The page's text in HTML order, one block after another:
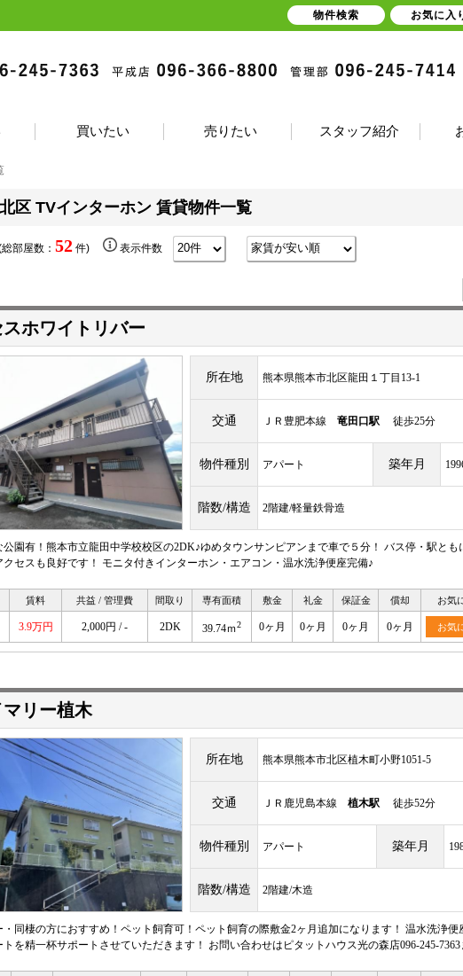
買いたい 売りたい スタッフ紹介
区 TVインターホン 賃貸物件一覧
部屋数： 52 件) 表示件数
ホワイトリバー
所在地 熊本県熊本市北区龍田１丁目13-1
交通 ＪＲ豊肥本線 竜田口駅 徒歩25分
物件種別 アパート 築年月
階数/構造 2階建/軽量鉄骨造
公園有！熊本市立龍田中学校校区の2DK♪ゆめタウンサンピアンまで車で５分！ バス停・駅とも
クセスも良好です！ モニタ付きインターホン・エアコン・温水洗浄便座完備♪
賃料 共益 / 管理費 間取り 専有面積 敷金 礼金 保証金 償却 お気
3.9万円 2,000円 / - 2DK 39.74ｍ2 0ヶ月 0ヶ月 0ヶ月 0ヶ月 お気
リー植木
所在地 熊本県熊本市北区植木町小野1051-5
交通 ＪＲ鹿児島本線 植木駅 徒歩52分
物件種別 アパート 築年月
階数/構造 2階建/木造
・同棲の方におすすめ！ペット飼育可！ペット飼育の際敷金2ヶ月追加になります！ 温水洗浄便
を精一杯サポートさせていただきます！ お問い合わせはピタットハウス光の森店096-245-7363
物件検索 お気に入